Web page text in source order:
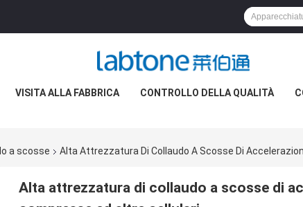
VISITA ALLA FABBRICA CONTROLLO DELLA QUALITÀ
a scosse Alta Attrezzatura Di Collaudo A Scosse Di
Alta attrezzatura di collaudo a scosse di